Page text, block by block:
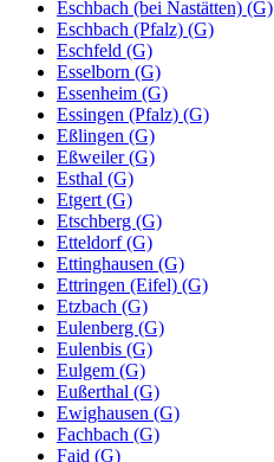
Eschbach (bei Nastätten) (G)
Eschbach (Pfalz) (G)
Eschfeld (G)
Esselborn (G)
Essenheim (G)
Essingen (Pfalz) (G)
Eßlingen (G)
Eßweiler (G)
Esthal (G)
Etgert (G)
Etschberg (G)
Etteldorf (G)
Ettinghausen (G)
Ettringen (Eifel) (G)
Etzbach (G)
Eulenberg (G)
Eulenbis (G)
Eulgem (G)
Eußerthal (G)
Ewighausen (G)
Fachbach (G)
Faid (G)